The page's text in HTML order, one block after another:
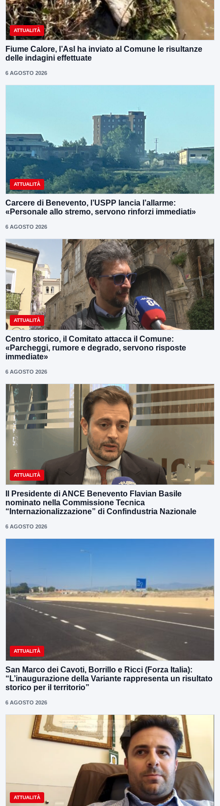
ATTUALITÀ
Fiume Calore, l’Asl ha inviato al Comune le risultanze
delle indagini effettuate
6 AGOSTO 2026
ATTUALITÀ
Carcere di Benevento, l’USPP lancia l’allarme:
«Personale allo stremo, servono rinforzi immediati»
6 AGOSTO 2026
ATTUALITÀ
Centro storico, il Comitato attacca il Comune:
«Parcheggi, rumore e degrado, servono risposte
immediate»
6 AGOSTO 2026
ATTUALITÀ
Il Presidente di ANCE Benevento Flavian Basile
nominato nella Commissione Tecnica
“Internazionalizzazione” di Confindustria Nazionale
6 AGOSTO 2026
ATTUALITÀ
San Marco dei Cavoti, Borrillo e Ricci (Forza Italia):
“L’inaugurazione della Variante rappresenta un risultato
storico per il territorio”
6 AGOSTO 2026
ATTUALITÀ